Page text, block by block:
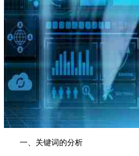
一、关键词的分析